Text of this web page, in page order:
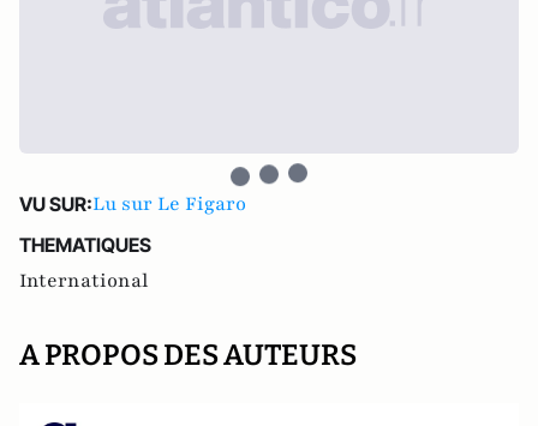
VU SUR:Lu sur Le Figaro
THEMATIQUES
International
A PROPOS DES AUTEURS